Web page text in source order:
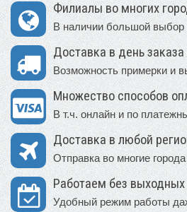
Филиалы во многих
В наличии большой выбор
Доставка в день
Возможность примерки и
Множество способов
В т.ч. онлайн и по
Доставка в любой
Отправка во многие
Работаем без выходных
Удобный режим работы